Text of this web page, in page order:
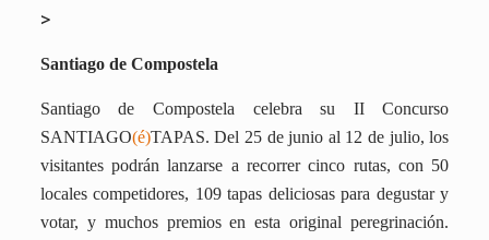
>
Santiago de Compostela
Santiago de Compostela celebra su II Concurso
SANTIAGO(é)TAPAS. Del 25 de junio al 12 de julio, los
visitantes podrán lanzarse a recorrer cinco rutas, con 50
locales competidores, 109 tapas deliciosas para degustar y
votar, y muchos premios en esta original peregrinación.